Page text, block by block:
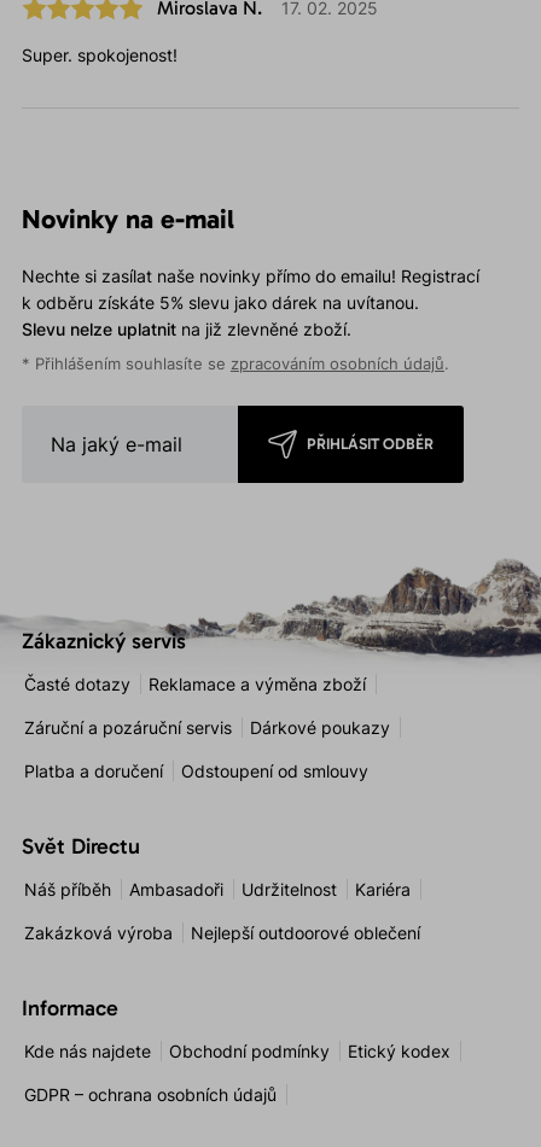
Miroslava N. 17. 02. 2025
Super. spokojenost!
Novinky na e-mail
Nechte si zasílat naše novinky přímo do emailu! Registrací
k odběru získáte 5% slevu jako dárek na uvítanou.
Slevu nelze uplatnitna již zlevněné zboží.
* Přihlášením souhlasíte se zpracováním osobních údajů.
PŘIHLÁSIT ODBĚR
Zákaznický servis
Časté dotazy Reklamace a výměna zboží
Záruční a pozáruční servis Dárkové poukazy
Platba a doručení Odstoupení od smlouvy
Svět Directu
Náš příběh Ambasadoři Udržitelnost Kariéra
Zakázková výroba Nejlepší outdoorové oblečení
Informace
Kde nás najdete Obchodní podmínky Etický kodex
GDPR – ochrana osobních údajů